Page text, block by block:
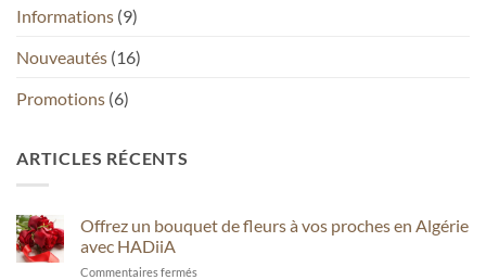
Informations (9)
Nouveautés (16)
Promotions (6)
ARTICLES RÉCENTS
Offrez un bouquet de fleurs à vos proches en Algérie
avec HADiiA
Commentaires fermés